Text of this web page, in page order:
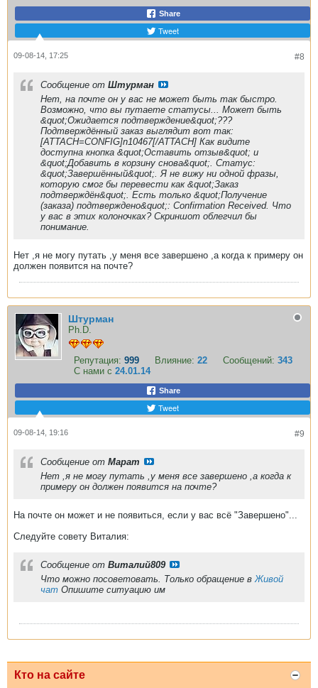
Share
Tweet
#8
09-08-14, 17:25
Сообщение от Штурман
Нет, на почте он у вас не может быть так быстро.
Возможно, что вы путаете статусы... Может быть
&quot;Ожидается подтверждение&quot;???
Подтверждённый заказ выглядит вот так:
[ATTACH=CONFIG]n10467[/ATTACH] Как видите
доступна кнопка &quot;Оставить отзыв&quot; и
&quot;Добавить в корзину снова&quot;. Статус:
&quot;Завершённый&quot;. Я не вижу ни одной фразы,
которую смог бы перевести как &quot;Заказ
подтверждён&quot;. Есть только &quot;Получение
(заказа) подтверждено&quot;: Confirmation Received. Что
у вас в этих колоночках? Скриншот облегчил бы
понимание.
Нет ,я не могу путать ,у меня все завершено ,а когда к примеру он
должен появится на почте?
Штурман
Ph.D.
Репутация: 999 Влияние: 22 Сообщений: 343
С нами с 24.01.14
Share
Tweet
#9
09-08-14, 19:16
Сообщение от Марат
Нет ,я не могу путать ,у меня все завершено ,а когда к
примеру он должен появится на почте?
На почте он может и не появиться, если у вас всё "Завершено"...
Следуйте совету Виталия:
Сообщение от Виталий809
Что можно посоветовать. Только обращение вЖивой
чат Опишите ситуацию им
Кто на сайте